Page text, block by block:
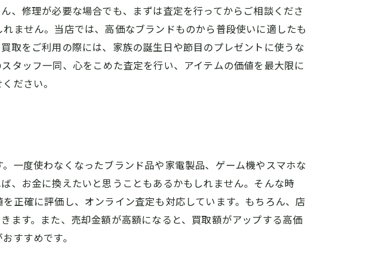
、修理が必要な場合でも、まずは査定を行ってからご相談くださ
ません。当店では、高価なブランドものから普段使いに適したも
取をご利用の際には、家族の誕生日や節目のプレゼントに使うな
タッフ一同、心をこめた査定を行い、アイテムの価値を最大限に
ださい。
一度使わなくなったブランド品や家電製品、ゲーム機やスマホな
、お金に換えたいと思うこともあるかもしれません。そんな時
正確に評価し、オンライン査定も対応しています。もちろん、店
ます。また、売却金額が高額になると、買取額がアップする高価
すすめです。